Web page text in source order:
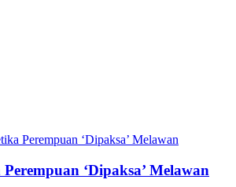
‘Dipaksa’ Melawan